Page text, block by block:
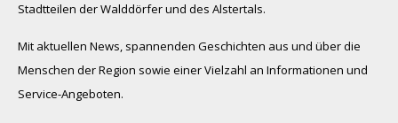
Stadtteilen der Walddörfer und des Alstertals.
Mit aktuellen News, spannenden Geschichten aus und über die
Menschen der Region sowie einer Vielzahl an Informationen und
Service-Angeboten.